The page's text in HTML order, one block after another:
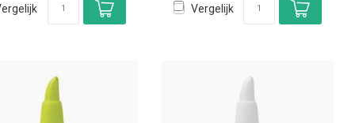
Vergelijk